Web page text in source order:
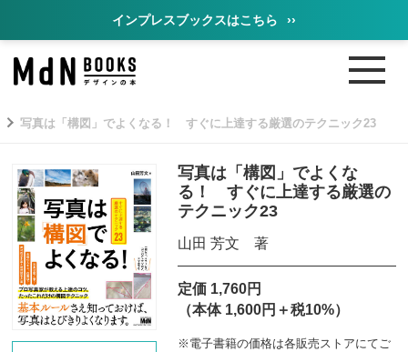
インプレスブックスはこちら ››
写真は「構図」でよくなる！ すぐに上達する厳選のテクニック23
写真は「構図」でよくな
る！ すぐに上達する厳選の
テクニック23
山田 芳文 著
定価 1,760円
（本体 1,600円＋税10%）
※電子書籍の価格は各販売ストアにてご